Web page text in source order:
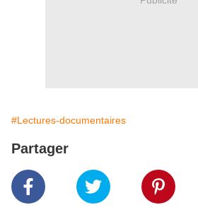
#Lectures-documentaires
Partager